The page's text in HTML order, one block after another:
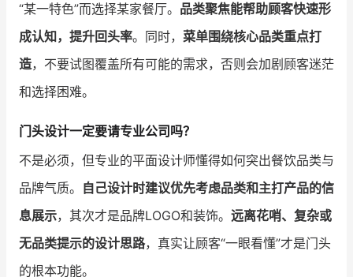
“某一特色”而选择某家餐厅。 品类聚焦能帮助顾客快速形
成认知，提升回头率。同时， 菜单围绕核心品类重点打
造，不要试图覆盖所有可能的需求，否则会加剧顾客迷茫
和选择困难。
门头设计一定要请专业公司吗？
不是必须，但专业的平面设计师懂得如何突出餐饮品类与
品牌气质。 自己设计时建议优先考虑品类和主打产品的信
息展示，其次才是品牌LOGO和装饰。 远离花哨、复杂或
无品类提示的设计思路，真实让顾客“一眼看懂”才是门头
的根本功能。